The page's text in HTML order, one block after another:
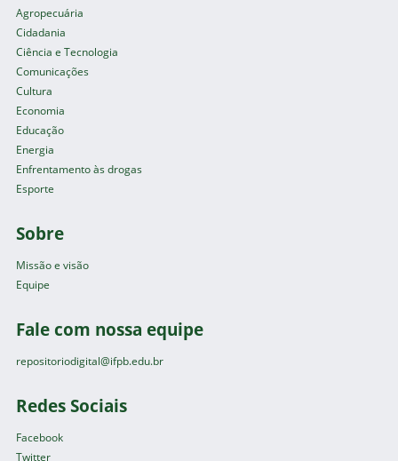
Agropecuária
Cidadania
Ciência e Tecnologia
Comunicações
Cultura
Economia
Educação
Energia
Enfrentamento às drogas
Esporte
Sobre
Missão e visão
Equipe
Fale com nossa equipe
repositoriodigital@ifpb.edu.br
Redes Sociais
Facebook
Twitter